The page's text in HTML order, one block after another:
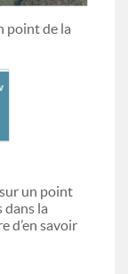
point de la
un point
dans la
d’en savoir